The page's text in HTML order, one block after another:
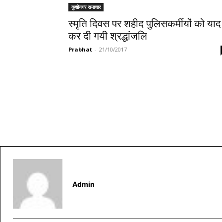
कुशीनगर समाचार
स्मृति दिवस पर शहीद पुलिसकर्मीयों को याद
कर दी गयी श्रद्धांजलि
Prabhat - 21/10/2017
Admin